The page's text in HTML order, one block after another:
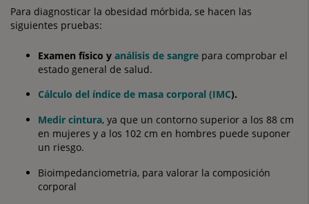
Para diagnosticar la obesidad mórbida, se hacen las
siguientes pruebas:
Examen físico y análisis de sangre para comprobar el
estado general de salud.
Cálculo del índice de masa corporal (IMC).
Medir cintura, ya que un contorno superior a los 88 cm
en mujeres y a los 102 cm en hombres puede suponer
un riesgo.
Bioimpedanciometria, para valorar la composición
corporal